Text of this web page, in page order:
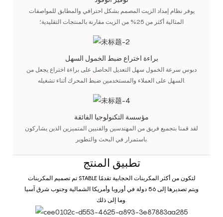
يوفر نظام إمداد الزيت المصمم بشكل احترافي والمطابق للمواصفات
المثالية أكثر من 25% من الزيت مقارنة بالمنتجات التقليدية؛
براءة اختراع ضبط الخمول السهل
دبوس سرعة الخمول سهل التعديل الحاصل على براءة اختراع يجعل من
السهل على العملاء والمستخدمين ضبط المحرك أثناء تشغيله.
مؤسسة التكنولوجيا الفائقة
لقد قمنا بتجميع فريق من المهندسين والفنيين المتميزين الذين يشاركون
باستمرار في البحث والتطوير.
تطبيق المنتج
تم تصميم المكربنات STABLE لتكون من أكثر المكربنات الحجابية تقدمًا
ويتم تصديرها إلى 56 دولة في أوروبا وأمريكا الشمالية وجنوب شرق آسيا